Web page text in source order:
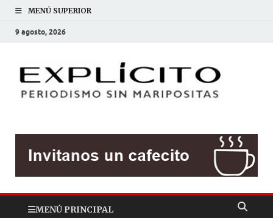
MENÚ SUPERIOR
9 agosto, 2026
MENÚ PRINCIPAL